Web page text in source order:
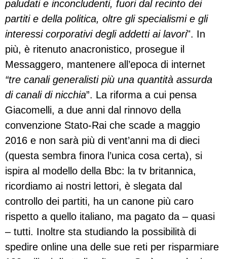
paludati e inconcludenti, fuori dal recinto dei
partiti e della politica, oltre gli specialismi e gli
interessi corporativi degli addetti ai lavori". In
più, è ritenuto anacronistico, prosegue il
Messaggero, mantenere all’epoca di internet
“tre canali generalisti più una quantità assurda
di canali di nicchia”. La riforma a cui pensa
Giacomelli, a due anni dal rinnovo della
convenzione Stato-Rai che scade a maggio
2016 e non sarà più di vent’anni ma di dieci
(questa sembra finora l’unica cosa certa), si
ispira al modello della Bbc: la tv britannica,
ricordiamo ai nostri lettori, è slegata dal
controllo dei partiti, ha un canone più caro
rispetto a quello italiano, ma pagato da – quasi
– tutti. Inoltre sta studiando la possibilità di
spedire online una delle sue reti per risparmiare